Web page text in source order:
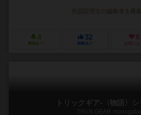
4
興味あり
32
経験あり
8
お気に入
トリックギア-〈物語〉
TRicK GEAR monogatari